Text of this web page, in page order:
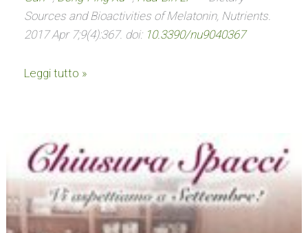
Sources and Bioactivities of Melatonin, Nutrients.
2017 Apr 7;9(4):367. doi: 10.3390/nu9040367
Leggi tutto »
Chiusura
estiva
spaccio